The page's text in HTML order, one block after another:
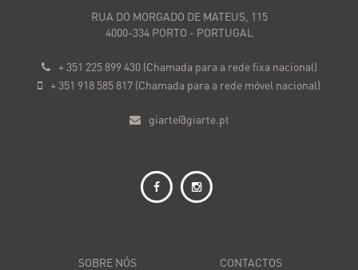
RUA DO MORGADO DE MATEUS, 115
4000-334 PORTO - PORTUGAL
+ 351 225 899 430 (Chamada para a rede fixa nacional)
+ 351 918 585 817 (Chamada para a rede móvel nacional)
giarte@giarte.pt
SOBRE NÓS CONTACTOS